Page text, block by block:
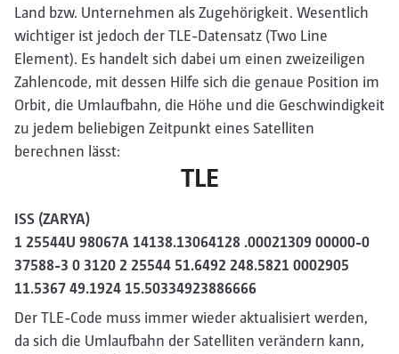
Land bzw. Unternehmen als Zugehörigkeit. Wesentlich
wichtiger ist jedoch der TLE-Datensatz (Two Line
Element). Es handelt sich dabei um einen zweizeiligen
Zahlencode, mit dessen Hilfe sich die genaue Position im
Orbit, die Umlaufbahn, die Höhe und die Geschwindigkeit
zu jedem beliebigen Zeitpunkt eines Satelliten
berechnen lässt:
TLE
ISS (ZARYA)
1 25544U 98067A 14138.13064128 .00021309 00000-0
37588-3 0 3120 2 25544 51.6492 248.5821 0002905
11.5367 49.1924 15.50334923886666
Der TLE-Code muss immer wieder aktualisiert werden,
da sich die Umlaufbahn der Satelliten verändern kann,